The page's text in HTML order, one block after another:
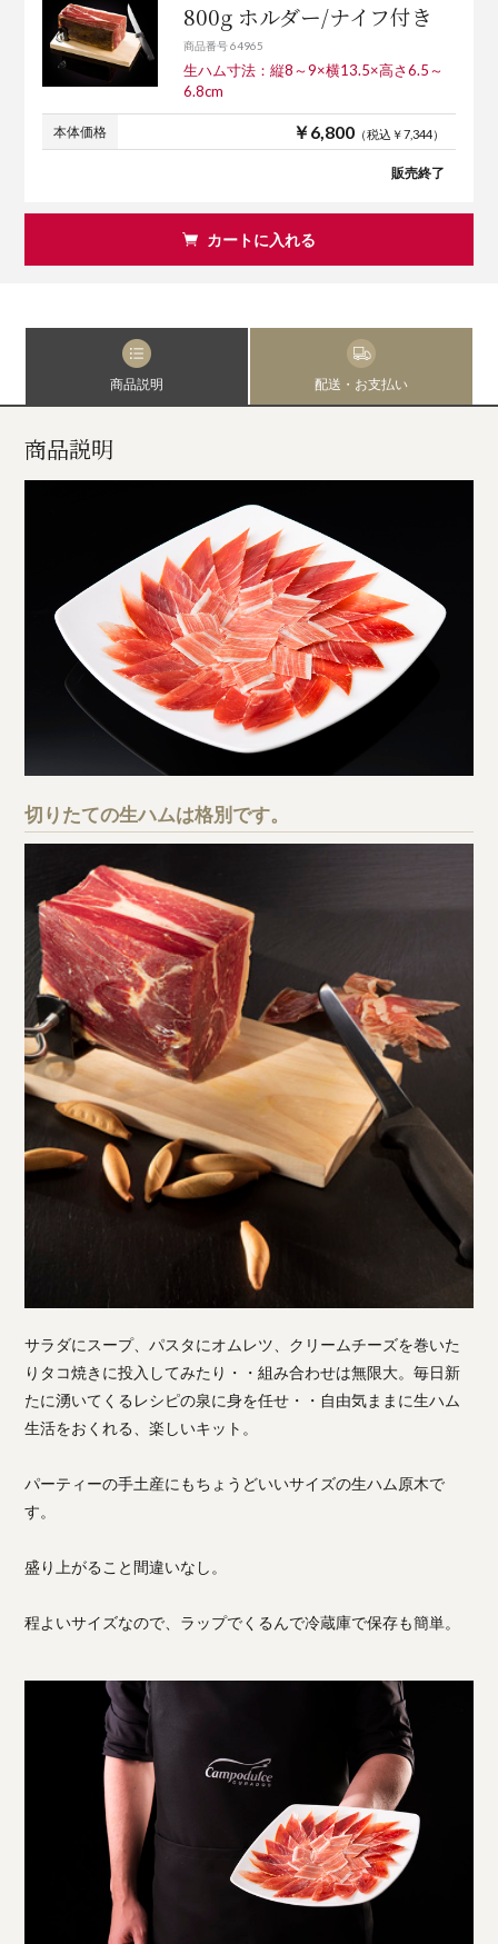
800g ホルダー/ナイフ付き
商品番号 64965
生ハム寸法：縦8～9×横13.5×高さ6.5～
6.8cm
本体価格 ￥6,800（税込￥7,344）
販売終了
カートに入れる
商品説明 配送・お支払い
商品説明
切りたての生ハムは格別です。
サラダにスープ、パスタにオムレツ、クリームチーズを巻いた
りタコ焼きに投入してみたり・・組み合わせは無限大。毎日新
たに湧いてくるレシピの泉に身を任せ・・自由気ままに生ハム
生活をおくれる、楽しいキット。
パーティーの手土産にもちょうどいいサイズの生ハム原木で
す。
盛り上がること間違いなし。
程よいサイズなので、ラップでくるんで冷蔵庫で保存も簡単。